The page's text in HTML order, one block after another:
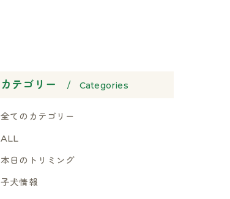
カテゴリー Categories
全てのカテゴリー
ALL
本日のトリミング
子犬情報